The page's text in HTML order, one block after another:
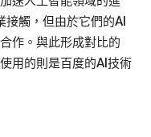
觸，但由於它們的AI
作。與此形成對比的
用的則是百度的AI技術